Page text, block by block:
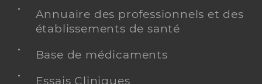
Annuaire des professionnels et des
établissements de santé
Base de médicaments
Essais Cliniques